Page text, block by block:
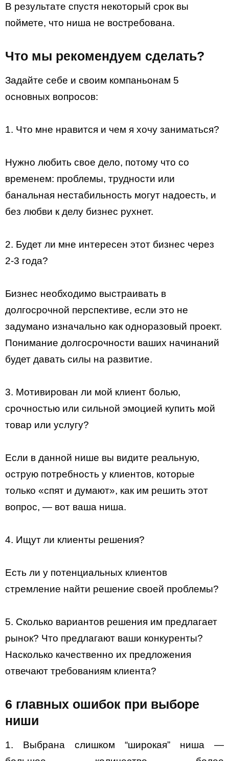
В результате спустя некоторый срок вы
поймете, что ниша не востребована.
Что мы рекомендуем сделать?
Задайте себе и своим компаньонам 5
основных вопросов:
1. Что мне нравится и чем я хочу заниматься?
Нужно любить свое дело, потому что со
временем: проблемы, трудности или
банальная нестабильность могут надоесть, и
без любви к делу бизнес рухнет.
2. Будет ли мне интересен этот бизнес через
2-3 года?
Бизнес необходимо выстраивать в
долгосрочной перспективе, если это не
задумано изначально как одноразовый проект.
Понимание долгосрочности ваших начинаний
будет давать силы на развитие.
3. Мотивирован ли мой клиент болью,
срочностью или сильной эмоцией купить мой
товар или услугу?
Если в данной нише вы видите реальную,
острую потребность у клиентов, которые
только «спят и думают», как им решить этот
вопрос, — вот ваша ниша.
4. Ищут ли клиенты решения?
Есть ли у потенциальных клиентов
стремление найти решение своей проблемы?
5. Сколько вариантов решения им предлагает
рынок? Что предлагают ваши конкуренты?
Насколько качественно их предложения
отвечают требованиям клиента?
6 главных ошибок при выборе
ниши
1. Выбрана слишком “широкая” ниша —